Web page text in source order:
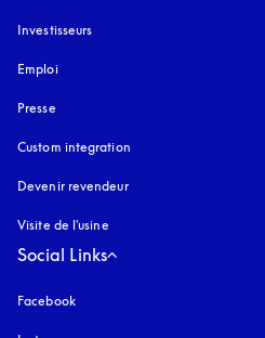
Investisseurs
Emploi
Presse
Custom integration
Devenir revendeur
Visite de l'usine
Social Links
Facebook